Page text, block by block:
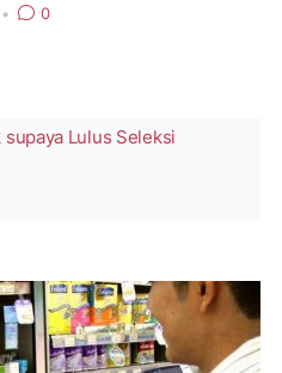
•
0
Lulus Seleksi